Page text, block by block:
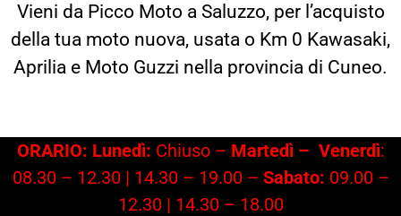
Vieni da Picco Moto a Saluzzo, per l’acquisto
della tua moto nuova, usata o Km 0 Kawasaki,
Aprilia e Moto Guzzi nella provincia di Cuneo.
ORARIO: Lunedì: Chiuso – Martedì – Venerdì:
08.30 – 12.30 | 14.30 – 19.00 – Sabato: 09.00 –
12.30 | 14.30 – 18.00